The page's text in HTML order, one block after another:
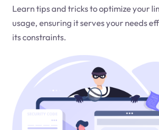
Learn tips and tricks to optimize your
usage, ensuring it serves your needs
its constraints.